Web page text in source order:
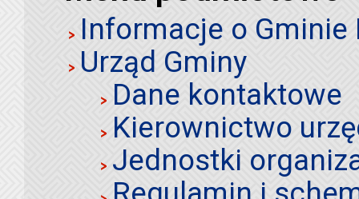
Informacje o Gminie
Urząd Gminy
Dane kontaktowe
Kierownictwo
Jednostki